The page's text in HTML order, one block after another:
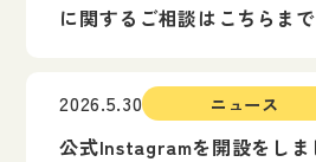
に関するご相談はこちらまで
2026.5.30 ニュース
公式Instagramを開設をしま